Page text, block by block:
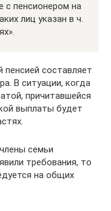
с пенсионером на
лиц указан в ч.
составляет
В ситуации, когда
причитавшейся
выплаты будет
семьи
требования, то
на общих